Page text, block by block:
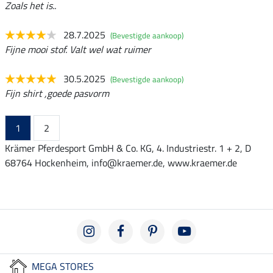
Zoals het is..
28.7.2025 (Bevestigde aankoop)
Fijne mooi stof. Valt wel wat ruimer
30.5.2025 (Bevestigde aankoop)
Fijn shirt ,goede pasvorm
1
2
Krämer Pferdesport GmbH & Co. KG, 4. Industriestr. 1 + 2, D
68764 Hockenheim, info@kraemer.de, www.kraemer.de
MEGA STORES